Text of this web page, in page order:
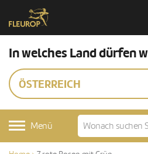
In welches Land dürfen
ÖSTERREICH
Menü